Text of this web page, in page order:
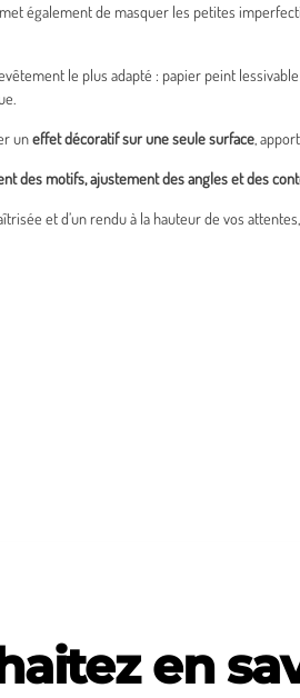
également de masquer les petites
le plus adapté : papier peint
uneffet décoratif sur une seule surface,
des motifs, ajustement des angles et des
et d’un rendu à la hauteur de vos
en